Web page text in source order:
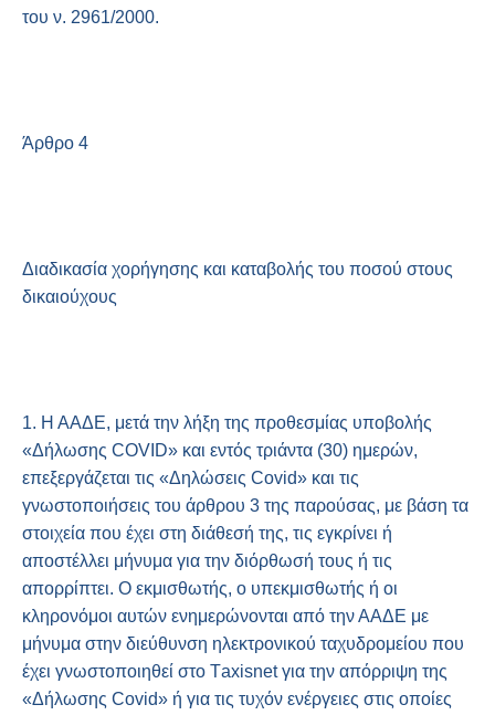
του ν. 2961/2000.
Άρθρο 4
Διαδικασία χορήγησης και καταβολής του ποσού στους
δικαιούχους
1. Η ΑΑΔΕ, μετά την λήξη της προθεσμίας υποβολής
«Δήλωσης COVID» και εντός τριάντα (30) ημερών,
επεξεργάζεται τις «Δηλώσεις Covid» και τις
γνωστοποιήσεις του άρθρου 3 της παρούσας, με βάση τα
στοιχεία που έχει στη διάθεσή της, τις εγκρίνει ή
αποστέλλει μήνυμα για την διόρθωσή τους ή τις
απορρίπτει. Ο εκμισθωτής, ο υπεκμισθωτής ή οι
κληρονόμοι αυτών ενημερώνονται από την ΑΑΔΕ με
μήνυμα στην διεύθυνση ηλεκτρονικού ταχυδρομείου που
έχει γνωστοποιηθεί στο Τaxisnet για την απόρριψη της
«Δήλωσης Covid» ή για τις τυχόν ενέργειες στις οποίες